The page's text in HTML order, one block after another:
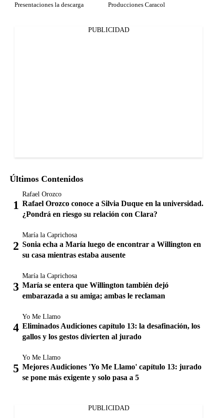
Presentaciones la descarga
Producciones Caracol
PUBLICIDAD
Últimos Contenidos
Rafael Orozco
Rafael Orozco conoce a Silvia Duque en la universidad.
¿Pondrá en riesgo su relación con Clara?
María la Caprichosa
Sonia echa a María luego de encontrar a Willington en
su casa mientras estaba ausente
María la Caprichosa
María se entera que Willington también dejó
embarazada a su amiga; ambas le reclaman
Yo Me Llamo
Eliminados Audiciones capítulo 13: la desafinación, los
gallos y los gestos divierten al jurado
Yo Me Llamo
Mejores Audiciones 'Yo Me Llamo' capítulo 13: jurado
se pone más exigente y solo pasa a 5
PUBLICIDAD